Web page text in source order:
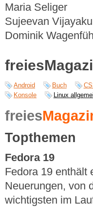
Maria Seliger
Sujeevan
Dominik
Android Buch
Konsole
Linux
freies
Topthemen
Fedora 19
Fedora 19 enthält
Neuerungen, von
wichtigsten im